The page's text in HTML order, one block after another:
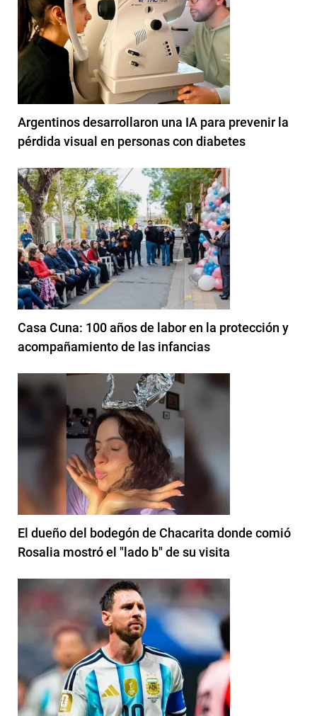
Argentinos desarrollaron una IA para prevenir la
pérdida visual en personas con diabetes
Casa Cuna: 100 años de labor en la protección y
acompañamiento de las infancias
El dueño del bodegón de Chacarita donde comió
Rosalia mostró el "lado b" de su visita